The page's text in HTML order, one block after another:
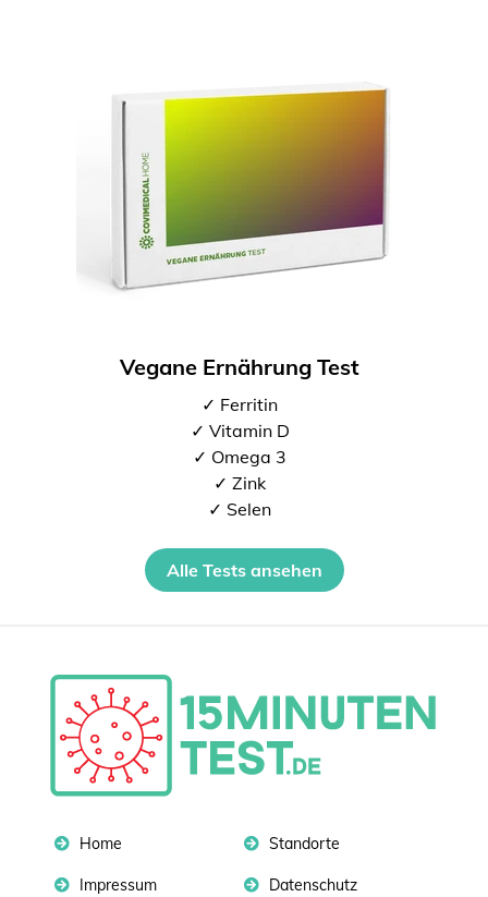
Vegane Ernährung Test
✓ Ferritin
✓ Vitamin D
✓ Omega 3
✓ Zink
✓ Selen
Alle Tests ansehen
Home Standorte
Impressum Datenschutz